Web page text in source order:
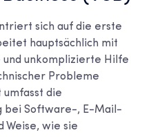
sich auf die erste
hauptsächlich mit
und unkomplizierte Hilfe
Probleme
die
bei Software-, E-Mail-
Weise, wie sie